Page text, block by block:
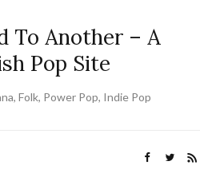
To Another – A
Pop Site
Folk, Power Pop, Indie Pop